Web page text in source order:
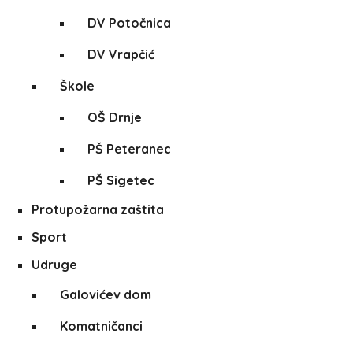
DV Potočnica
DV Vrapčić
Škole
OŠ Drnje
PŠ Peteranec
PŠ Sigetec
Protupožarna zaštita
Sport
Udruge
Galovićev dom
Komatničanci